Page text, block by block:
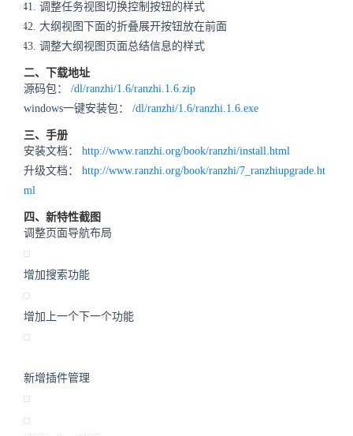
调整任务视图切换控制按钮的样式
大纲视图下面的折叠展开按钮放在前面
调整大纲视图页面总结信息的样式
二、下载地址
源码包： /dl/ranzhi/1.6/ranzhi.1.6.zip
windows一键安装包： /dl/ranzhi/1.6/ranzhi.1.6.exe
三、手册
安装文档： http://www.ranzhi.org/book/ranzhi/install.html
升级文档： http://www.ranzhi.org/book/ranzhi/7_ranzhiupgrade.ht
ml
四、新特性截图
调整页面导航布局
增加搜索功能
增加上一个下一个功能
新增插件管理